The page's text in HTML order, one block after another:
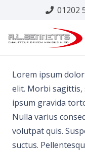
01202
Lorem ipsum
elit. Morbi sagittis,
ipsum gravida
Nulla varius
volutpat quis.
suctus.